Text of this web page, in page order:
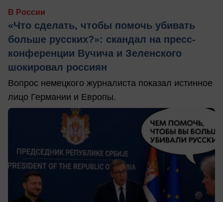
В России
«Что сделать, чтобы помочь убивать
больше русских?»: скандал на пресс-
конференции Вучича и Зеленского
шокировал россиян
Вопрос немецкого журналиста показал истинное
лицо Германии и Европы.